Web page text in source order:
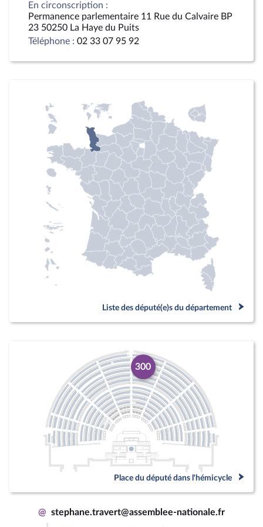
En circonscription :
Permanence parlementaire 11 Rue du Calvaire BP
23 50250 La Haye du Puits
Téléphone : 02 33 07 95 92
Liste des député(e)s du département
300
Place du député dans l'hémicycle
@ stephane.travert@assemblee-nationale.fr